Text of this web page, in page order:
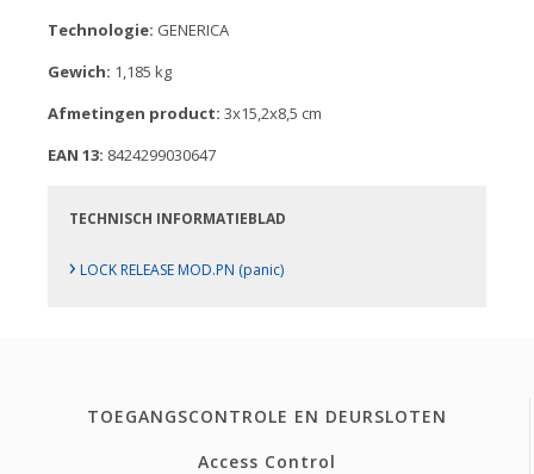
Technologie: GENERICA
Gewich: 1,185 kg
Afmetingen product: 3x15,2x8,5 cm
EAN 13: 8424299030647
TECHNISCH INFORMATIEBLAD
› LOCK RELEASE MOD.PN (panic)
TOEGANGSCONTROLE EN DEURSLOTEN
Access Control